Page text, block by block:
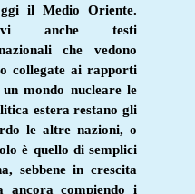
il Medio Oriente.
anche testi
che vedono
collegate ai rapporti
mondo nucleare le
estera restano gli
le altre nazioni, o
è quello di semplici
sebbene in crescita
ancora compiendo i